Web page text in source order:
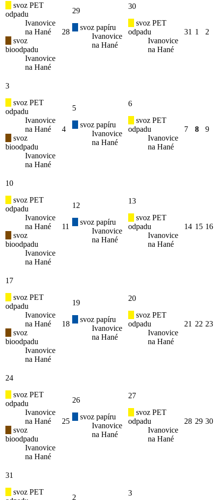
svoz PET
odpadu
Ivanovice
na Hané
svoz
bioodpadu
Ivanovice
na Hané
28
29
svoz papíru
Ivanovice
na Hané
30
svoz PET
odpadu
Ivanovice
na Hané
31 1 2
3
svoz PET
odpadu
Ivanovice
na Hané
svoz
bioodpadu
Ivanovice
na Hané
4
5
svoz papíru
Ivanovice
na Hané
6
svoz PET
odpadu
Ivanovice
na Hané
7 8 9
10
svoz PET
odpadu
Ivanovice
na Hané
svoz
bioodpadu
Ivanovice
na Hané
11
12
svoz papíru
Ivanovice
na Hané
13
svoz PET
odpadu
Ivanovice
na Hané
14 15 16
17
svoz PET
odpadu
Ivanovice
na Hané
svoz
bioodpadu
Ivanovice
na Hané
18
19
svoz papíru
Ivanovice
na Hané
20
svoz PET
odpadu
Ivanovice
na Hané
21 22 23
24
svoz PET
odpadu
Ivanovice
na Hané
svoz
bioodpadu
Ivanovice
na Hané
25
26
svoz papíru
Ivanovice
na Hané
27
svoz PET
odpadu
Ivanovice
na Hané
28 29 30
31
svoz PET
2
3